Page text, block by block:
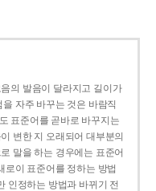
의 발음이 달라지고 길이가
자주 바꾸는 것은 바람직
표준어를 곧바로 바꾸지는
변한 지 오래되어 대부분의
말을 하는 경우에는 표준어
로이 표준어를 정하는 방법
인정하는 방법과 바뀌기 전